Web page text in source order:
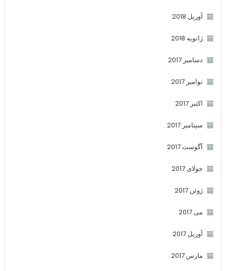
آوریل 2018
ژانویه 2018
دسامبر 2017
نوامبر 2017
اکتبر 2017
سپتامبر 2017
آگوست 2017
جولای 2017
ژوئن 2017
می 2017
آوریل 2017
مارس 2017